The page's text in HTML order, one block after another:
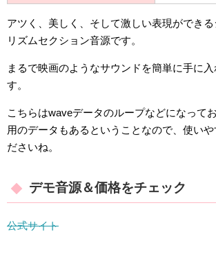
アツく、美しく、そして激しい表現ができ
リズムセクション音源です。
まるで映画のようなサウンドを簡単に手に
す。
こちらはwaveデータのループなどになって
用のデータもあるということなので、使いや
ださいね。
デモ音源＆価格をチェック
公式サイト